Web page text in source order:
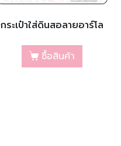
กระเป๋าใส่ดินสอลายอาร์โล
ซื้อสินค้า